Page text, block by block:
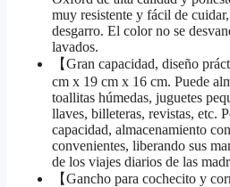
muy resistente y fácil de
desgarro. El color no se
lavados.
【Gran capacidad, diseño
cm x 19 cm x 16 cm. Puede
toallitas húmedas, juguetes
llaves, billeteras, revistas, etc.
capacidad, almacenamiento
convenientes, liberando sus
de los viajes diarios de las
【Gancho para cochecito y